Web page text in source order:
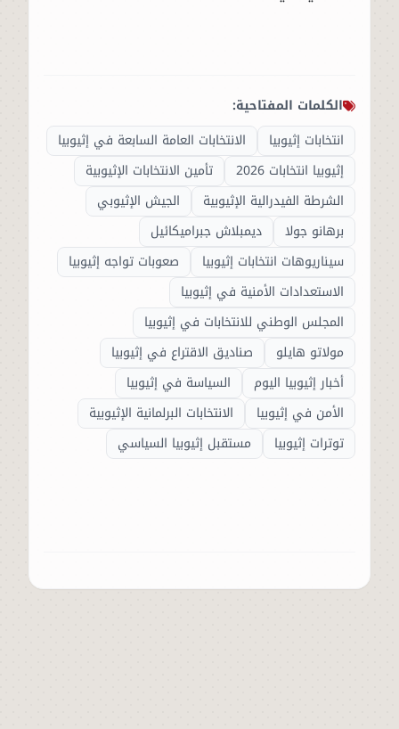
الكلمات المفتاحية:
انتخابات إثيوبيا
الانتخابات العامة السابعة في إثيوبيا
إثيوبيا انتخابات 2026
تأمين الانتخابات الإثيوبية
الشرطة الفيدرالية الإثيوبية
الجيش الإثيوبي
برهانو جولا
ديمبلاش جبراميكائيل
سيناريوهات انتخابات إثيوبيا
صعوبات تواجه إثيوبيا
الاستعدادات الأمنية في إثيوبيا
المجلس الوطني للانتخابات في إثيوبيا
مولاتو هايلو
صناديق الاقتراع في إثيوبيا
أخبار إثيوبيا اليوم
السياسة في إثيوبيا
الأمن في إثيوبيا
الانتخابات البرلمانية الإثيوبية
توترات إثيوبيا
مستقبل إثيوبيا السياسي